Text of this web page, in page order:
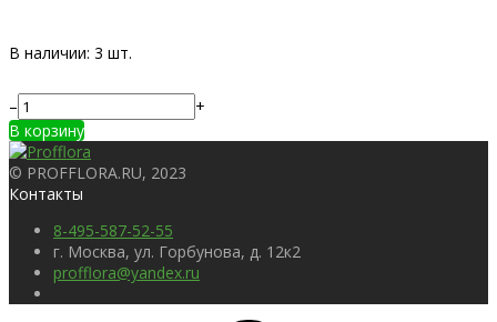
В наличии: 3 шт.
–
+
В корзину
© PROFFLORA.RU, 2023
Контакты
8-495-587-52-55
г. Москва, ул. Горбунова, д. 12к2
profflora@yandex.ru